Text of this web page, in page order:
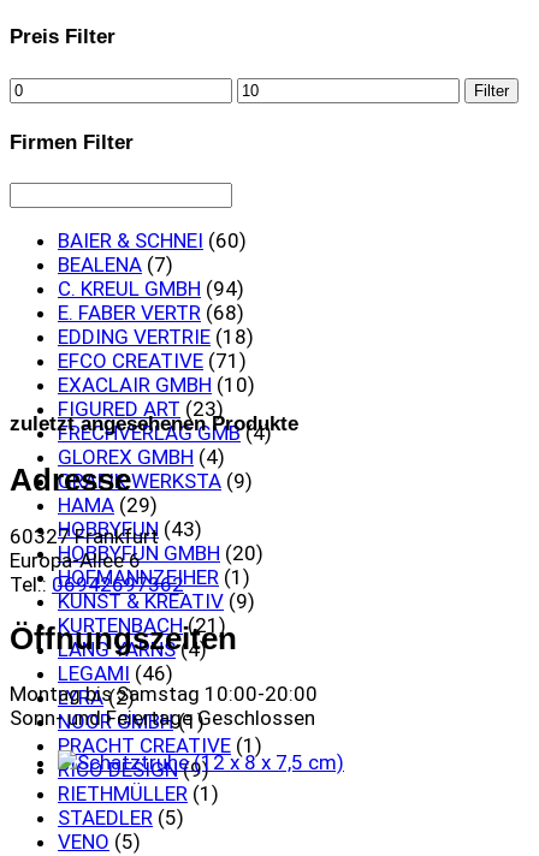
Preis Filter
Min.
Preis
Max.
Preis
Filter
Firmen Filter
BAIER & SCHNEI (60)
BEALENA (7)
C. KREUL GMBH (94)
E. FABER VERTR (68)
EDDING VERTRIE (18)
EFCO CREATIVE (71)
EXACLAIR GMBH (10)
FIGURED ART (23)
FRECHVERLAG GMB (4)
GLOREX GMBH (4)
GRAFIK WERKSTA (9)
HAMA (29)
HOBBYFUN (43)
HOBBYFUN GMBH (20)
HOFMANNZEIHER (1)
KUNST & KREATIV (9)
KURTENBACH (21)
LANG YARNS (4)
LEGAMI (46)
LYRA (2)
NOOR GMBH (1)
PRACHT CREATIVE (1)
RICO DESIGN (9)
RIETHMÜLLER (1)
STAEDLER (5)
VENO (5)
zuletzt angesehenen Produkte
Adresse
60327 Frankfurt
Europa-Allee 6
Tel.: 06942697362
Öffnungszeiten
Montag bis Samstag 10:00-20:00
Sonn- und Feiertage Geschlossen